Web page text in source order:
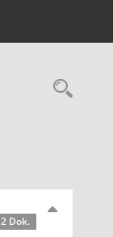
2 Dok.